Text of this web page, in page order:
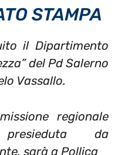
STAMPA
il Dipartimento
del Pd Salerno
Vassallo.
regionale
presieduta da
sarà a Pollica